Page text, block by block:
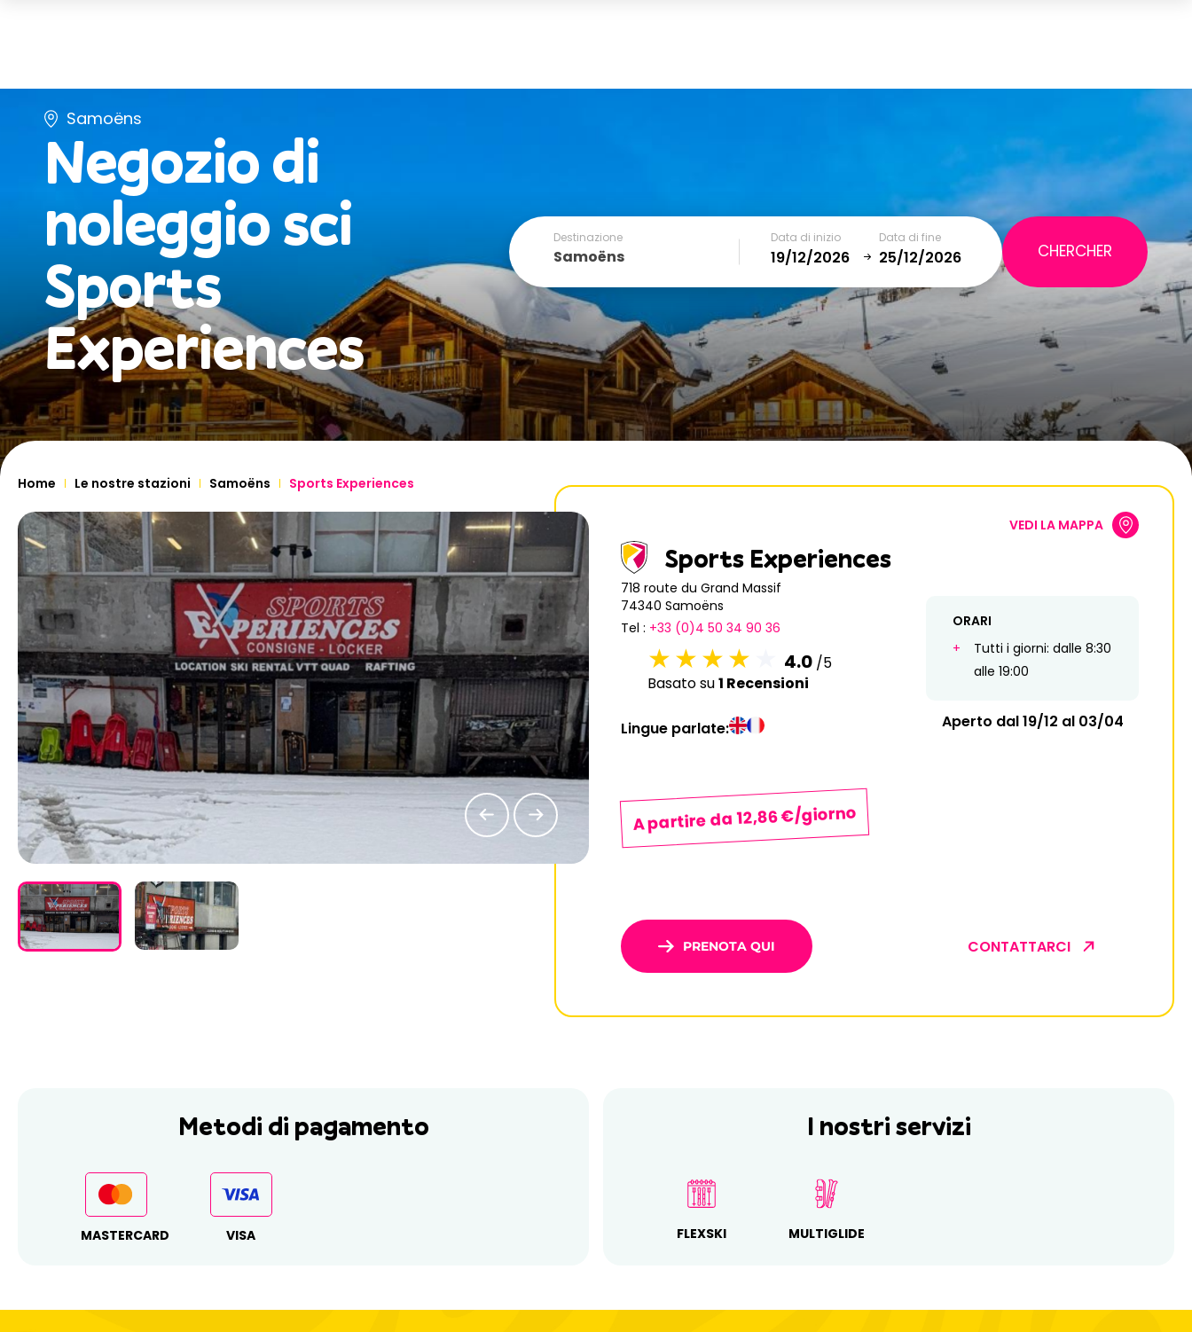
0,00 €
VISUALIZZA IL CARRELLO
Samoëns
Negozio di
noleggio sci
Sports
Experiences
Destinazione
Samoëns
Data di inizio Data di fine
December January
MON TUE WED THU FRI SAT FRI
1 2 4 5
6 7 8 9 10 11 12
13 14 15 16 17 18 19
27
3 4 5 6 9
10 11 12 13 14 15 16
31
Home Le nostre stazioni Samoëns Sports Experiences
VEDI LA MAPPA
Sports Experiences
718 route du Grand Massif
74340 Samoëns
Tel : +33 (0)4 50 34 90 36
4.0 /5
Basato su1 Recensioni
Lingue parlate:
A partire da 12,86 €/giorno
PRENOTA QUI
ORARI
Tutti i giorni: dalle 8:30
alle 19:00
Aperto dal 19/12 al 03/04
CONTATTARCI
Metodi di pagamento
MASTERCARD VISA
I nostri servizi
FLEXSKI MULTIGLIDE